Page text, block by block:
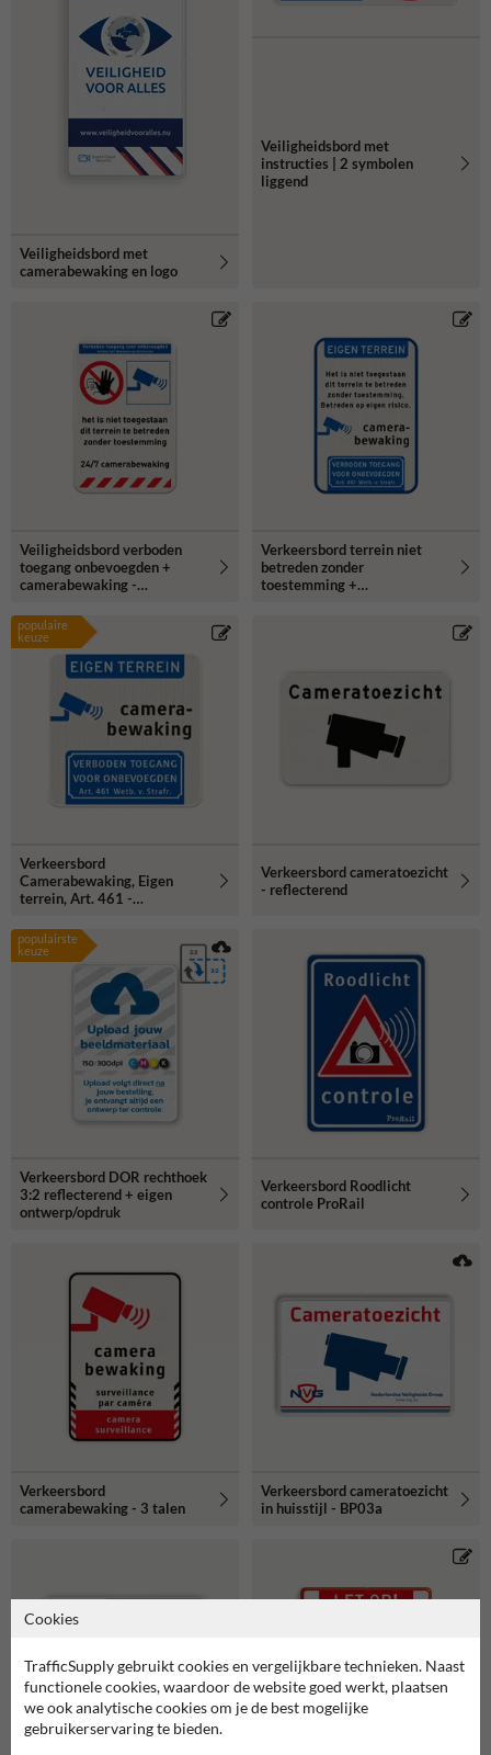
Veiligheidsbord met
camerabewaking en logo
Veiligheidsbord met
instructies | 2 symbolen
liggend
Veiligheidsbord verboden
toegang onbevoegden +
camerabewaking -
Verkeersbord terrein niet
betreden zonder
toestemming +
populaire
keuze
Verkeersbord
Camerabewaking, Eigen
terrein, Art. 461 -
Verkeersbord cameratoezicht
- reflecterend
populairste
keuze
Verkeersbord DOR rechthoek
3:2 reflecterend + eigen
ontwerp/opdruk
Verkeersbord Roodlicht
controle ProRail
Verkeersbord
camerabewaking - 3 talen
Verkeersbord cameratoezicht
in huisstijl - BP03a
Cookies
TrafficSupply gebruikt cookies en vergelijkbare technieken. Naast
functionele cookies, waardoor de website goed werkt, plaatsen
we ook analytische cookies om je de best mogelijke
gebruikerservaring te bieden.